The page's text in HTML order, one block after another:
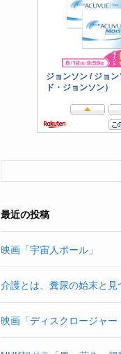
最近の投稿
映画「宇宙人ポール」
介護とは、糞尿の始末と見
映画「ディスクロージャ